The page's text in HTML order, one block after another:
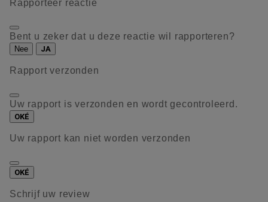
Rapporteer reactie
Bent u zeker dat u deze reactie wil rapporteren?
Nee JA
Rapport verzonden
Uw rapport is verzonden en wordt gecontroleerd.
OKÉ
Uw rapport kan niet worden verzonden
OKÉ
Schrijf uw review